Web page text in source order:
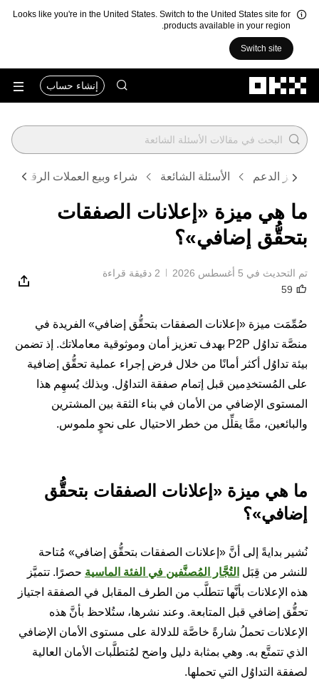
Looks like you're in the United States. Switch to the United States site for
products available in your region.
Switch site
إنشاء حساب
مركز الدعم الأسئلة الشائعة شراء وبيع العملات الرقمية
ما هي ميزة «إعلانات الصفقات
بتحقُّق إضافي»؟
تم التحديث في ‏5 أغسطس 2026
2 دقيقة قراءة
صُمِّمَت ميزة «إعلانات الصفقات بتحقُّق إضافي» الفريدة في
منصَّة تداوُل P2P بهدف تعزيز أمان وموثوقية معاملاتك. إذ تضمن
بيئة تداوُل أكثر أمانًا من خلال فرض إجراء عملية تحقُّق إضافية
على المُستخدِمين قبل إتمام صفقة التداوُل. وبذلك يُسهِم هذا
المستوى الإضافي من الأمان في بناء الثقة بين المشترين
والبائعين، ممَّا يقلِّل من خطر الاحتيال على نحوٍ ملموس.
ما هي ميزة «إعلانات الصفقات بتحقُّق
إضافي»؟
نُشير بدايةً إلى أنَّ «إعلانات الصفقات بتحقُّق إضافي» مُتاحة
للنشر من قِبَل التُجَّار المُصنَّفين في الفئة الماسية حصرًا. تتميَّز
هذه الإعلانات بأنَّها تتطلَّب من الطرف المقابل في الصفقة اجتياز
تحقُّق إضافي قبل المتابعة. وعند نشرها، ستُلاحظ بأنَّ هذه
الإعلانات تحملُ شارةً خاصَّة للدلالة على مستوى الأمان الإضافي
الذي تتمتَّع به. وهي بمثابة دليل واضح لمُتطلَّبات الأمان العالية
لصفقة التداوُل التي تحملها.